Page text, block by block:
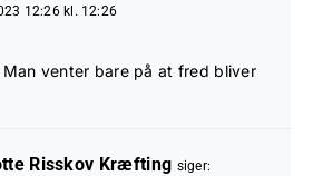
12:26 kl. 12:26
venter bare på at fred bliver
Risskov Kræfting siger: